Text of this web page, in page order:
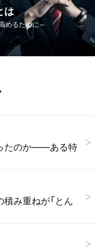
は
めるために～
たのか——ある特
み重ねが「とん